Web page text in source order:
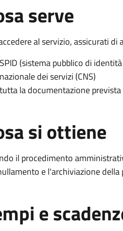
serve
al servizio, assicurati di
SPID (sistema pubblico di
nazionale dei servizi (CNS)
tutta la documentazione
si ottiene
il procedimento
e l'archiviazione della
e